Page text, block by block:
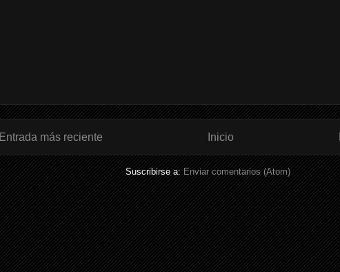
Entrada más reciente Inicio
Suscribirse a: Enviar comentarios (Atom)